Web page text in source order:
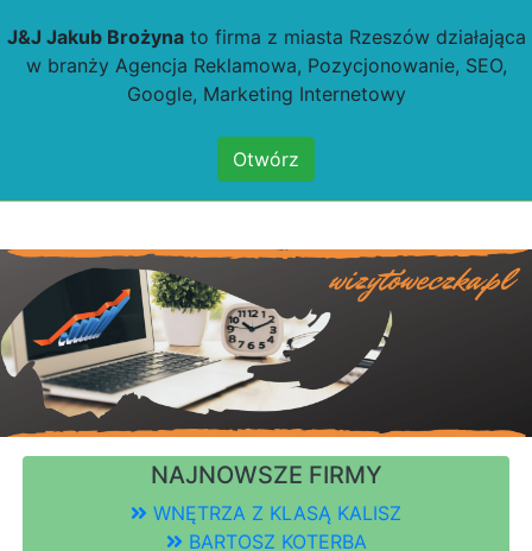
J&J Jakub Brożynato firma z miasta Rzeszów działająca
w branży Agencja Reklamowa, Pozycjonowanie, SEO,
Google, Marketing Internetowy
Otwórz
NAJNOWSZE FIRMY
WNĘTRZA Z KLASĄ KALISZ
BARTOSZ KOTERBA